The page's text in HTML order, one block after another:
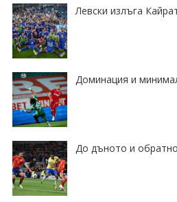
Левски излъга
Доминация и
До дъното и